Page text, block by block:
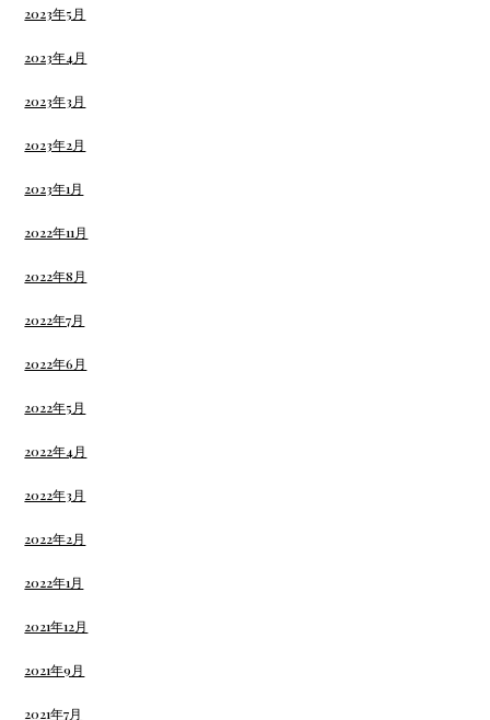
2023年5月
2023年4月
2023年3月
2023年2月
2023年1月
2022年11月
2022年8月
2022年7月
2022年6月
2022年5月
2022年4月
2022年3月
2022年2月
2022年1月
2021年12月
2021年9月
2021年7月